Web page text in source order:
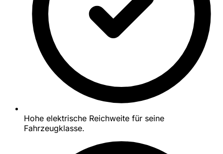
Hohe elektrische Reichweite für seine
Fahrzeugklasse.